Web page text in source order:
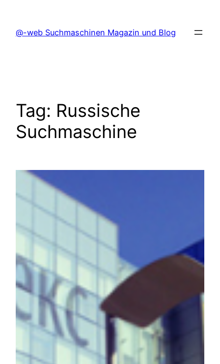
content
@-web Suchmaschinen Magazin und Blog
Tag: Russische
Suchmaschine